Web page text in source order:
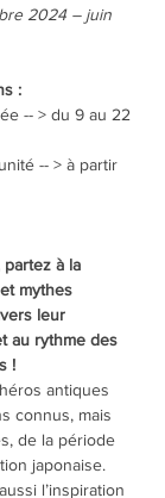
2024 – juin
:
-- > du 9 au 22
-- > à partir
à la
mythes
leur
au rythme des
!
antiques
connus, mais
de la période
japonaise.
l’inspiration